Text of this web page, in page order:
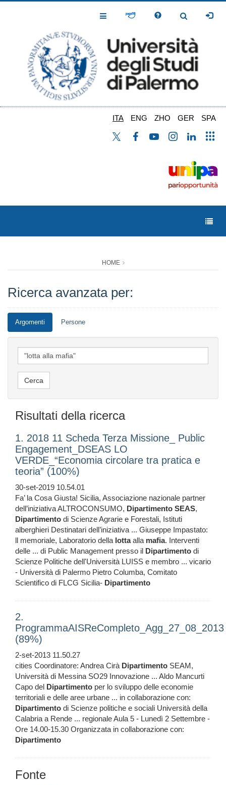
Toggle
Toggle
ITA ENG ZHO GER SPA
HOME
Ricerca avanzata per:
Argomenti Persone
Risultati della ricerca
1. 2018 11 Scheda Terza Missione_ Public
Engagement_DSEAS LO
VERDE_“Economia circolare tra pratica e
teoria” (100%)
30-set-2019 10.54.01
Fa’ la Cosa Giusta! Sicilia, Associazione nazionale partner
dell’iniziativa ALTROCONSUMO, Dipartimento SEAS,
Dipartimento di Scienze Agrarie e Forestali, Istituti
alberghieri Destinatari dell’iniziativa ... Giuseppe Impastato:
ll memoriale, Laboratorio della lottaalla mafia. Interventi
delle ... di Public Management presso il Dipartimento di
Scienze Politiche dell'Università LUISS e membro ... vicario
- Università di Palermo Pietro Columba, Comitato
Scientifico di FLCG Sicilia- Dipartimento
2.
ProgrammaAISReCompleto_Agg_27_08_2013
(89%)
2-set-2013 11.50.27
cities Coordinatore: Andrea Cirà Dipartimento SEAM,
Università di Messina SO29 Innovazione ... Aldo Mancurti
Capo del Dipartimento per lo sviluppo delle economie
territoriali e delle aree urbane ... in collaborazione con:
Dipartimento di Scienze politiche e sociali Università della
Calabria a Rende ... regionale Aula 5 - Lunedì 2 Settembre -
Ore 14.00-15.30 Organizzata in collaborazione con:
Dipartimento
Fonte